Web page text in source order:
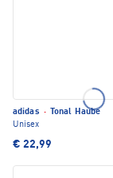
adidas ·
Tonal Haube
Unisex
€ 22,99